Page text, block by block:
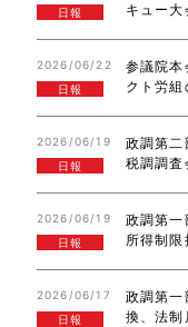
日報
キュー
大阪府吹
2026/06/22
日報
参議院本
クト労
2026/06/19
日報
政調第二
税調調査
2026/06/19
日報
政調第一
所得制限
厚労省
2026/06/17
日報
政調第一
換、法制